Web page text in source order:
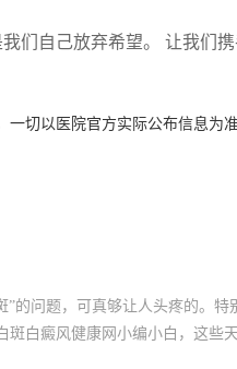
们自己放弃希望。 让我们
切以医院官方实际公布信息为准
”的问题，可真够让人头疼的。
白癜风健康网小编小白，这些